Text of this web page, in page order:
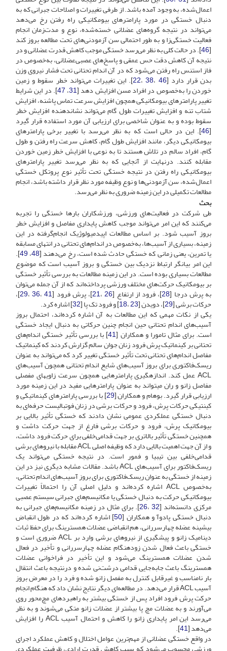
اعمال‌شده، به‌ وجود آمده باشد. از طرفی تغییرات و اصلاحات جبرانی که به
دنبال خستگی در مورد پارامترهای بیومکانیکی راه رفتن رخ می‌دهد
می‌تواند در نتیجه گروه‌های عضلانی خسته‌شده، نوع و مدت‌زمان انجام
فعالیت خستگی‌زا و به طور احتمالی سن آزمودنی‌های تحت مطالعه بروز کند
[
46]. در حالت کلی به ‌نظر می‌رسد خستگی موجب کاهش قدرت عضلانی و در
نتیجه آن کاهش دقت حس عمقی و پاسخ‌های عصبی‌عضلانی، به‌خصوص در
فاز استنس راه رفتن می‌شود که در آن اندام تحتانی تحت فشار نیروی وزن
بدن قرار دارد [46 ،38 ،22]. این تغییرات می‌تواند خطر سقوط و زمین
خوردن را به‌خصوص در افراد مسن افزایش دهد [31،47]. در این شرایط
تغییر پارامترهای بیومکانیکی همچون افزایش سرعت تماس پاشنه، افزایش
شتاب تنه و افزایش تغییرات طول گام می‌تواند نشان‏دهنده افزایش خطر
سقوط بوده و به عنوان شاخصی برای ارزیابی آن مورد استفاده قرار گیرد
[
46]. این در حالی است که به نظر می‌رسد با تغییر برخی پارامترهای
بیومکانیکی دیگر، مانند افزایش طول گام، کاهش سرعت راه رفتن و طول
گام، افراد سالم در تلاش هستند تا به نوعی با افزایش خطر زمین خوردن
مقابله کنند. درنهایت از آنجایی که به نظر می‌رسد تغییر پارامترهای
بیومکانیکی راه رفتن در نتیجه خستگی تحت تأثیر نوع پروتکل خستگی
اعمال‌شده، سن آزمودنی‌ها و نوع وظیفه مورد نظر قرار داشته باشد، انجام
مطالعات تکمیلی در این زمینه ضروری به‌ نظر می‌رسد.
بحث
طی شرکت در فعالیت‌های ورزشی، ورزشکاران بارها خستگی را تجربه
می‌کنند که این امر می‌تواند موجب کاهش پایداری مفاصل و افزایش خطر
بروز آسیب شود. بر اساس مطالعات اپیدمیولوژیک انجام‌گرفته در این
زمینه، بسیاری از آسیب‌ها، به‌خصوص در اندام‌های تحتانی در انتهای مسابقه
یا تمرین، یعنی زمانی که خستگی حادث شده است، رخ می‌دهند [48،49
].
این امر بیانگر ارتباط نزدیک بین خستگی و بروز آسیب است که موضوع
مطالعات بسیاری بوده است. در این زمینه مطالعات به بررسی تأثیر خستگی
بر بیومکانیک حرکت‌های مختلف ورزشی پرداخته‌اند که از آن جمله می‌توان
به پرش درجا [28]، فرود از ارتفاع [26 ،21]، پرش فرود [41 ،36،29]،
حرکات برشی [29]، دویدن [23،18] و فرود تک پا [32] اشاره کرد.
یکی از نکات مهمی که این مطالعات به آن اشاره کرده‌اند، احتمال بروز
آسیب‌های اندام تحتانی حین انجام چنین حرکاتی به دنبال ایجاد خستگی
است. برای مثال تامورا و همکاران [41] با بررسی تأثیر خستگی اندام‌های
تحتانی بر کینماتیک پرش فرود زنان جوان سالم گزارش کردند که کینماتیک
مفاصل اندام‌های تحتانی تحت تأثیر خستگی تغییر کرد که می‌تواند به عنوان
ریسک‌فاکتوری برای بروز آسیب‌های شایع اندام تحتانی همچون آسیب‌های
ACL عمل کند. اندازه‏گیری پارامترهایی همچون سرعت زاویه‏ای مفصلی
مفاصل زانو و ران می‏تواند به عنوان پارامترهایی مفید در این زمینه مورد
ارزیابی قرار گیرد. بوهام و همکاران [29] با بررسی پارامترهای کینماتیکی و
کینتیکی حرکات پرش، فرود و حرکات برشی در زنان فوتبالیست حرفه‌ای به
دنبال خستگی عملکردی عمومی نشان دادند که خستگی تأثیر بالایی بر
بیومکانیک پرش، فرود و حرکات برشی فارغ از جهت حرکت داشت و
همچنین خستگی تأثیر بالاتری بر جهت قدامی‌خلفی برای حرکت فرود داشت،
و از آن جهت اهمیت بالایی دارد که وظیفه اصلی ACL مقابله با نیروهای برشی
قدامی‌خلفی بین تیبیا و فمور است. در نتیجه خستگی می‌تواند یک
ریسک‌فاکتور برای آسیب‌های ACL باشد. مقالات مشابه دیگری نیز در این
زمینه از خستگی به عنوان ریسک‌فاکتوری برای بروز آسیب‌های اندام تحتانی،
به‌خصوص ACL اشاره کرده‌اند و دلیل اصلی آن‌ را احتمالاً تغییرات
بیومکانیکی حرکت به دنبال خستگی یا مکانیسم‌های جبرانی سیستم عصبی
مرکزی دانسته‌اند [32،26]. برای مثال در زمینه مکانیسم‌های جبرانی به
دنبال خستگی پادوآ و همکاران [50] اشاره کرده‌اند که در طول انقباض
بیشینه عضله چهارسررانی، هم انقباضی عضلات همسترینگ برای حفظ ثبات
دینامیک زانو و پیشگیری از نیروهای برشی وارد بر ACL ضروری است و
خستگی باعث فعال شدن زود‌هنگام عضله چهارسررانی و تأخیر در فعال
شدن عضلات همسترینگ می‌شود و این تأخیر در فراخوانی عضلات
همسترینگ باعث جابه‌جایی قدامی درشت‌نی شده و در‌نتیجه باعث انتقال
بار نامناسب و غیرقابل کنترل به مفصل زانو شده و فرد را در معرض بروز
آسیب ACL قرار می‌دهد. در مطالعه‌ای دیگر نتایج نشان داد که هنگام انجام
حرکت پرش فرود افراد پس از خستگی بیشتر به راهبردهای مچ‌محور روی
می‌آورند و به عضلات مچ پا بیشتر از عضلات زانو متکی می‌شوند و به نظر
می‌رسد این امر پایداری زانو را کاهش و احتمال آسیب ACL را افزایش
می‌دهد [41
].
در واقع خستگی عضلانی از مهم‌ترین عوامل اختلال و کاهش عملکرد اجرای